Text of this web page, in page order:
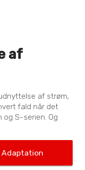
af
af strøm,
fald når det
S-serien. Og
Adaptation